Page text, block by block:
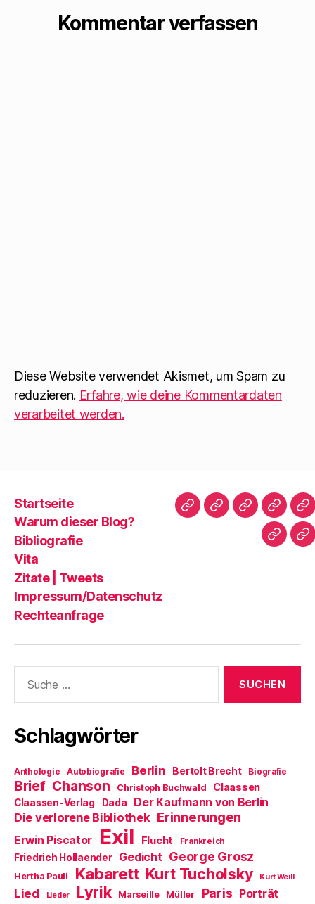
Kommentar verfassen
Diese Website verwendet Akismet, um Spam zu
reduzieren. Erfahre, wie deine Kommentardaten
verarbeitet werden.
Startseite
Warum dieser Blog?
Bibliografie
Vita
Zitate | Tweets
Impressum/Datenschutz
Rechteanfrage
Startseite
WarumBibliografie
Vita
|
nach:
Schlagwörter
Anthologie Autobiografie Berlin Bertolt Brecht Biografie
Brief Chanson Christoph Buchwald Claassen
Claassen-Verlag Dada Der Kaufmann von Berlin
Die verlorene Bibliothek Erinnerungen
Erwin Piscator Exil Flucht Frankreich
Friedrich Hollaender Gedicht George Grosz
Hertha Pauli Kabarett Kurt Tucholsky Kurt Weill
Lied Lieder Lyrik Marseille Müller Paris Porträt